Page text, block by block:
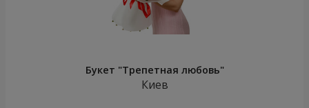
Букет "Трепетная любовь"
Киев